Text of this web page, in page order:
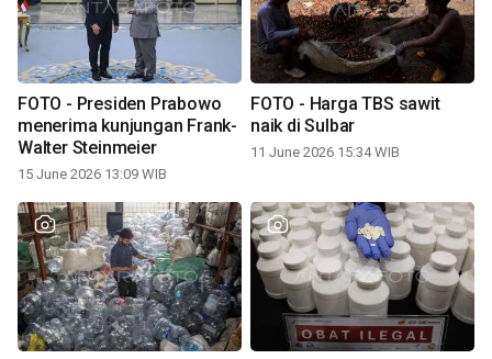
FOTO - Presiden Prabowo
menerima kunjungan Frank-
Walter Steinmeier
15 June 2026 13:09 WIB
FOTO - Harga TBS sawit
naik di Sulbar
11 June 2026 15:34 WIB